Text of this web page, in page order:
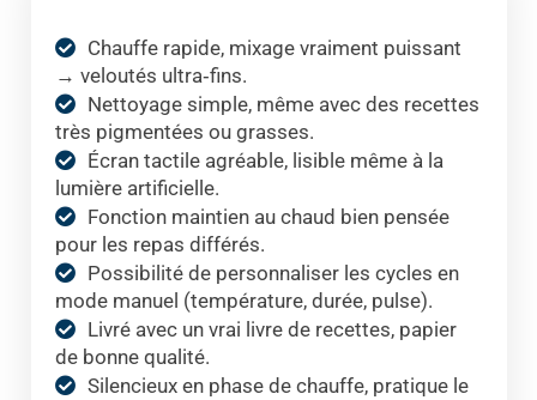
Chauffe rapide, mixage vraiment puissant
→ veloutés ultra‑fins.
Nettoyage simple, même avec des recettes
très pigmentées ou grasses.
Écran tactile agréable, lisible même à la
lumière artificielle.
Fonction maintien au chaud bien pensée
pour les repas différés.
Possibilité de personnaliser les cycles en
mode manuel (température, durée, pulse).
Livré avec un vrai livre de recettes, papier
de bonne qualité.
Silencieux en phase de chauffe, pratique le